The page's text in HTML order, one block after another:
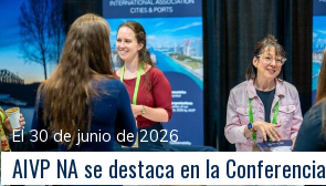
El 30 de junio de 2026
AIVP NA se destaca en la Conferencia